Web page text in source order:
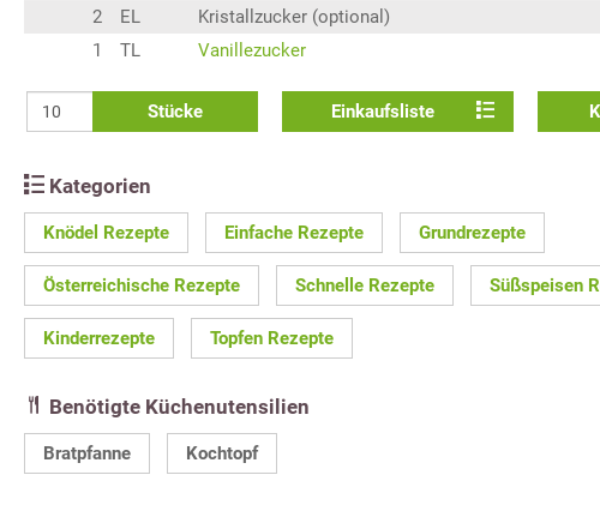
2
EL
Kristallzucker (optional)
1
TL Vanillezucker
Stücke Einkaufsliste
Kategorien
Knödel Rezepte Einfache Rezepte Grundrezepte
Österreichische Rezepte Schnelle Rezepte Süßspeisen
Kinderrezepte Topfen Rezepte
Benötigte Küchenutensilien
Bratpfanne Kochtopf